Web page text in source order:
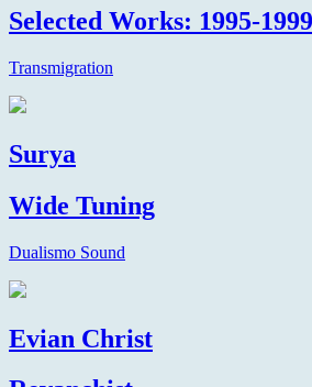
Selected Works: 1995-1999
Transmigration
Surya
Wide Tuning
Dualismo Sound
Evian Christ